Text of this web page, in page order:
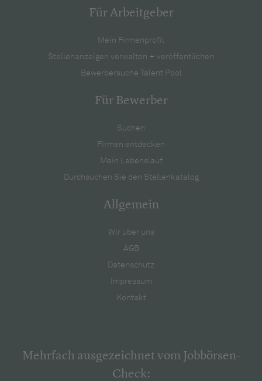
Für Arbeitgeber
Mein Firmenprofil
Stellenanzeigen verwalten + veröffentlichen
Bewerbersuche Talent Pool
Für Bewerber
Suchen
Firmen entdecken
Mein Lebenslauf
Durchsuchen Sie den Stellenkatalog
Allgemein
Wir über uns
AGB
Datenschutz
Impressum
Kontakt
Mehrfach ausgezeichnet vom Jobbörsen-
Check: